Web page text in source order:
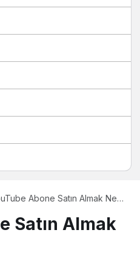
Abone Satın Almak Ne
Satın Almak